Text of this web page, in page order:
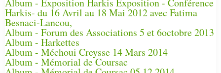
Album - Exposition Harkis Exposition - Conférence
Harkis- du 16 Avril au 18 Mai 2012 avec Fatima
Besnaci-Lancou,
Album - Forum des Associations 5 et 6octobre 2013
Album - Harkettes
Album - Méchoui Creysse 14 Mars 2014
Album - Mémorial de Coursac